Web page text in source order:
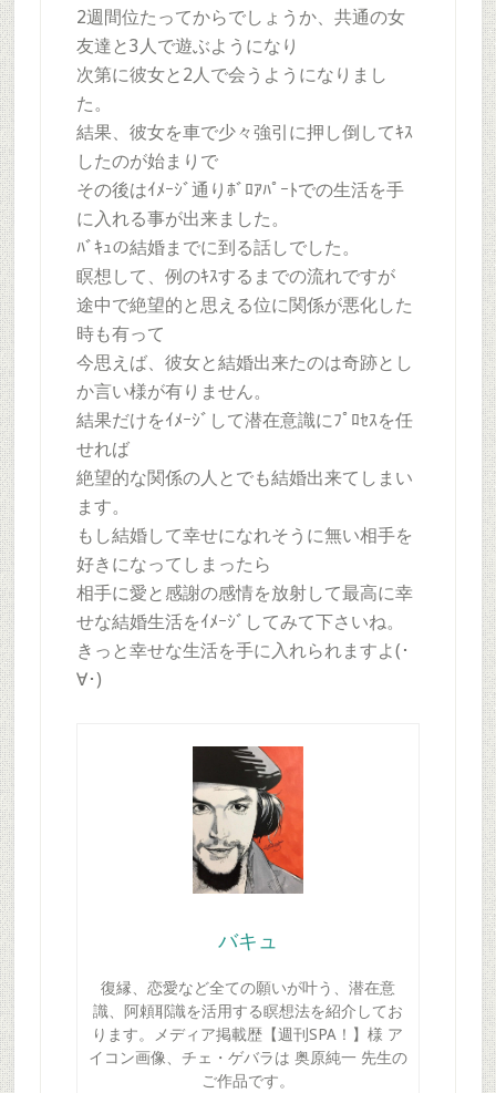
2週間位たってからでしょうか、共通の女
友達と3人で遊ぶようになり
次第に彼女と2人で会うようになりまし
た。
結果、彼女を車で少々強引に押し倒してｷｽ
したのが始まりで
その後はｲﾒｰｼﾞ通りﾎﾞﾛｱﾊﾟｰﾄでの生活を手
に入れる事が出来ました。
ﾊﾞｷｭの結婚までに到る話しでした。
瞑想して、例のｷｽするまでの流れですが
途中で絶望的と思える位に関係が悪化した
時も有って
今思えば、彼女と結婚出来たのは奇跡とし
か言い様が有りません。
結果だけをｲﾒｰｼﾞして潜在意識にﾌﾟﾛｾｽを任
せれば
絶望的な関係の人とでも結婚出来てしまい
ます。
もし結婚して幸せになれそうに無い相手を
好きになってしまったら
相手に愛と感謝の感情を放射して最高に幸
せな結婚生活をｲﾒｰｼﾞしてみて下さいね。
きっと幸せな生活を手に入れられますよ(･
∀･)
バキュ
復縁、恋愛など全ての願いが叶う、潜在意
識、阿頼耶識を活用する瞑想法を紹介してお
ります。メディア掲載歴【週刊SPA！】様 ア
イコン画像、チェ・ゲバラは 奥原純一 先生の
ご作品です。